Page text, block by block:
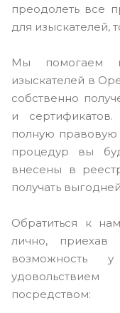
преодолеть все
для изыскателей,
Мы помогаем
изыскателей в
собственно
и
полную
процедур вы
внесены в
получать
Обратиться к
лично,
возможность
посредством: